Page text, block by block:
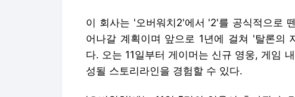
이 회사는 '오버워치2'에서 '2'를 공식적으로
어나갈 계획이며 앞으로 1년에 걸쳐 '탈론
다. 오는 11일부터 게이머는 신규 영웅, 게임
성될 스토리라인을 경험할 수 있다.